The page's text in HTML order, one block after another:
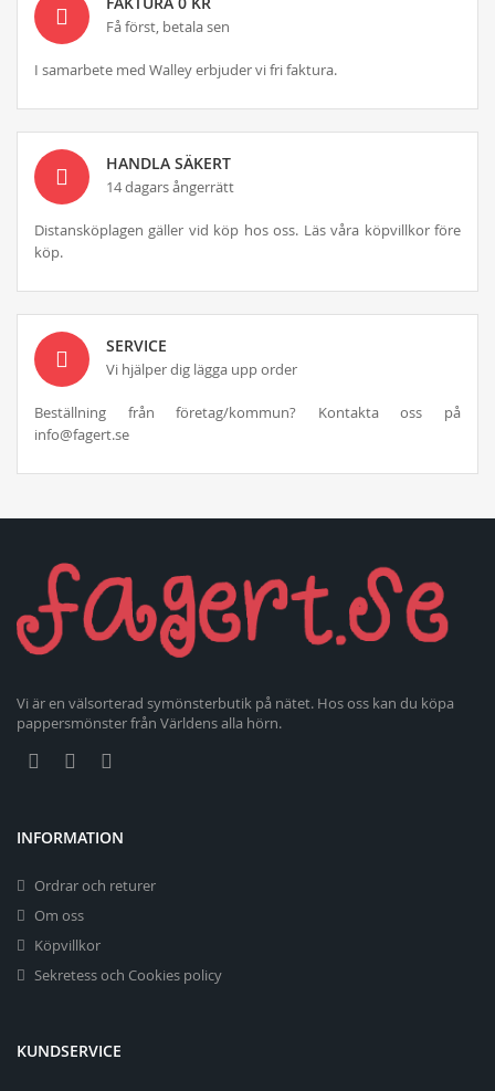
Få först, betala sen
I samarbete med Walley erbjuder vi fri faktura.
HANDLA SÄKERT
14 dagars ångerrätt
Distansköplagen gäller vid köp hos oss. Läs våra köpvillkor före
köp.
SERVICE
Vi hjälper dig lägga upp order
Beställning från företag/kommun? Kontakta oss på
info@fagert.se
Vi är en välsorterad symönsterbutik på nätet. Hos oss kan du köpa
pappersmönster från Världens alla hörn.
INFORMATION
Ordrar och returer
Om oss
Köpvillkor
Sekretess och Cookies policy
KUNDSERVICE